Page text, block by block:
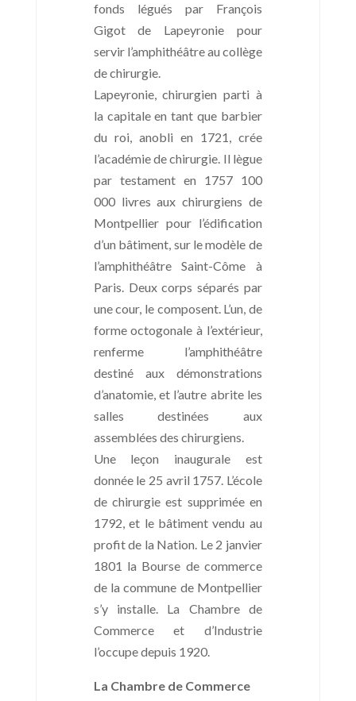
fonds légués par François
Gigot de Lapeyronie pour
servir l’amphithéâtre au collège
de chirurgie.
Lapeyronie, chirurgien parti à
la capitale en tant que barbier
du roi, anobli en 1721, crée
l’académie de chirurgie. Il lègue
par testament en 1757 100
000 livres aux chirurgiens de
Montpellier pour l’édification
d’un bâtiment, sur le modèle de
l’amphithéâtre Saint-Côme à
Paris. Deux corps séparés par
une cour, le composent. L’un, de
forme octogonale à l’extérieur,
renferme l’amphithéâtre
destiné aux démonstrations
d’anatomie, et l’autre abrite les
salles destinées aux
assemblées des chirurgiens.
Une leçon inaugurale est
donnée le 25 avril 1757. L’école
de chirurgie est supprimée en
1792, et le bâtiment vendu au
profit de la Nation. Le 2 janvier
1801 la Bourse de commerce
de la commune de Montpellier
s’y installe. La Chambre de
Commerce et d’Industrie
l’occupe depuis 1920.
La Chambre de Commerce